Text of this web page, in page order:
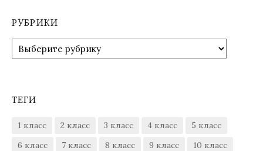
РУБРИКИ
Рубрики
ТЕГИ
1 класс 2 класс 3 класс 4 класс
5 класс
6 класс
7 класс 8 класс 9 класс
10 класс